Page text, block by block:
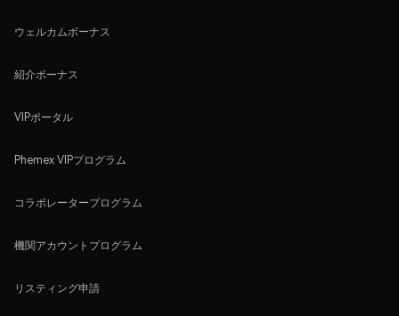
ウェルカムボーナス
紹介ボーナス
VIPポータル
Phemex VIPプログラム
コラボレータープログラム
機関アカウントプログラム
リスティング申請